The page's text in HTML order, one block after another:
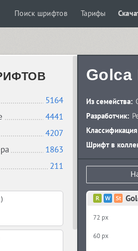
Поиск шрифтов Тарифы
5164
4441
4207
1863
211
Golca
Из семейства:
Разработчик:
Шрифт в
72 px
60 px